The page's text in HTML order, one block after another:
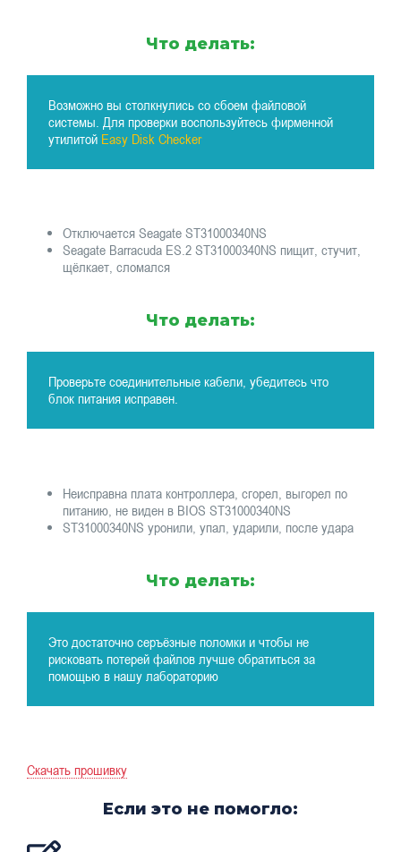
Что делать:
Возможно вы столкнулись со сбоем файловой
системы. Для проверки воспользуйтесь фирменной
утилитой Easy Disk Checker
Отключается Seagate ST31000340NS
Seagate Barracuda ES.2 ST31000340NS пищит, стучит,
щёлкает, сломался
Что делать:
Проверьте соединительные кабели, убедитесь что
блок питания исправен.
Неисправна плата контроллера, сгорел, выгорел по
питанию, не виден в BIOS ST31000340NS
ST31000340NS уронили, упал, ударили, после удара
Что делать:
Это достаточно серъёзные поломки и чтобы не
рисковать потерей файлов лучше обратиться за
помощью в нашу лабораторию
Скачать прошивку
Если это не помогло: